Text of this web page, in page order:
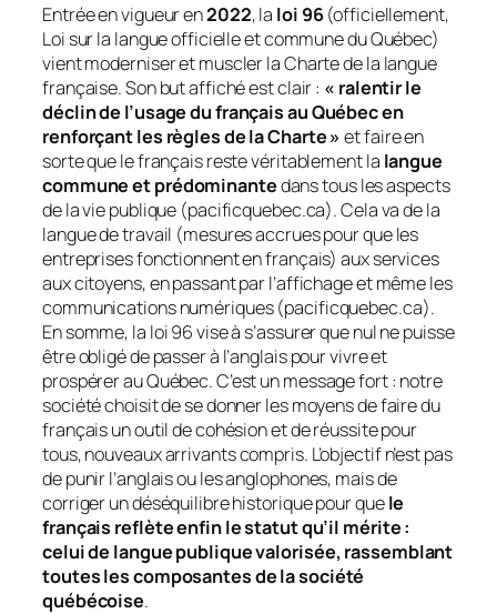
Entrée en vigueur en2022, la loi 96(officiellement,
Loi sur la langue officielle et commune du Québec)
vient moderniser et muscler la Charte de la langue
française. Son but affiché est clair : « ralentir le
déclin de l’usage du français au Québec en
renforçant les règles de la Charte » et faire en
sorte que le français reste véritablement la langue
commune et prédominantedanstousles aspects
de la vie publique (pacificquebec.ca). Cela va de la
langue de travail (mesures accrues pour que les
entreprises fonctionnent en français) aux services
aux citoyens, en passant par l’affichage et même les
communications numériques (pacificquebec.ca).
En somme, la loi 96 vise à s’assurer que nul ne puisse
être obligé de passer à l’anglais pour vivre et
prospérer au Québec. C’est un message fort : notre
société choisit de se donner les moyens de faire du
français un outil de cohésion et de réussite pour
tous, nouveaux arrivants compris. L’objectif n’est pas
depunirl’anglais ou les anglophones, mais de
corriger un déséquilibre historique pour quele
français reflète enfin le statut qu’il mérite :
celui de langue publique valorisée, rassemblant
toutes les composantes de la société
québécoise.